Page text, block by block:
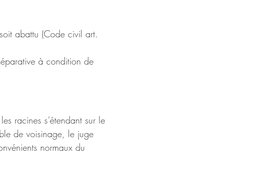
abattu (Code civil art.
à condition de
racines s’étendant sur le
de voisinage, le juge
normaux du